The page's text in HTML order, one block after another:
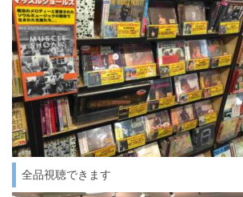
全品視聴できます